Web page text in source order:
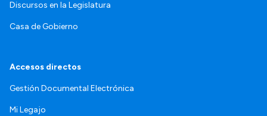
Discursos en la Legislatura
Casa de Gobierno
Accesos directos
Gestión Documental Electrónica
Mi Legajo